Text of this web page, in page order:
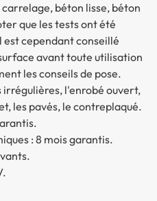
béton lisse, béton
que les tests ont été
cependant conseillé
avant toute utilisation
les conseils de pose.
irrégulières, l'enrobé ouvert,
les pavés, le contreplaqué.
: 8 mois garantis.